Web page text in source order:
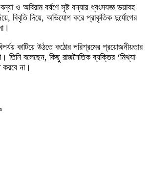
ও অবিরাম বর্ষণে সৃষ্ট বন্যায় ধ্বংসযজ্ঞ ভয়াবহ
বিবৃতি দিয়ে, অভিযোগ করে প্রাকৃতিক দুর্যোগের
কাটিয়ে উঠতে কঠোর পরিশ্রমের প্রয়োজনীয়তার
তিনি বলেছেন, কিছু রাজনৈতিক ব্যক্তির ‘মিথ্যা
করবে না।